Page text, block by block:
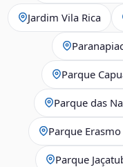
Jardim Vila Rica
Parque
Parque das
Parque
Parque